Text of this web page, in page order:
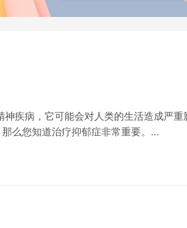
疾病，它可能会对人类的生活造成严
么您知道治疗抑郁症非常重要。…